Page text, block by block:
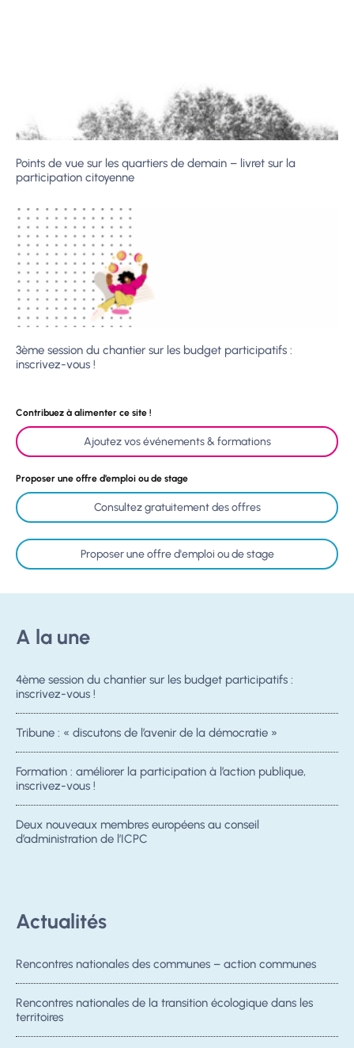
Points de vue sur les quartiers de demain – livret sur la
participation citoyenne
3ème session du chantier sur les budget participatifs :
inscrivez-vous !
Contribuez à alimenter ce site !
Ajoutez vos événements & formations
Proposer une offre d’emploi ou de stage
Consultez gratuitement des offres
Proposer une offre d'emploi ou de stage
A la une
4ème session du chantier sur les budget participatifs :
inscrivez-vous !
Tribune : « discutons de l’avenir de la démocratie »
Formation : améliorer la participation à l’action publique,
inscrivez-vous !
Deux nouveaux membres européens au conseil
d’administration de l’ICPC
Actualités
Rencontres nationales des communes – action communes
Rencontres nationales de la transition écologique dans les
territoires